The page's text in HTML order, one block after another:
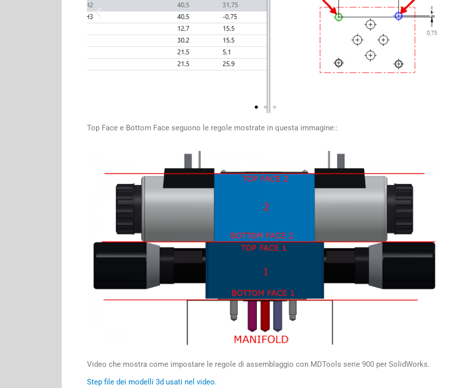
Definizione degli assi
con LP e BH1
Top Face e Bottom Face seguono le regole mostrate in questa immagine::
Video che mostra come impostare le regole di assemblaggio con MDTools serie 900 per SolidWorks.
Step file dei modelli 3d usati nel video.